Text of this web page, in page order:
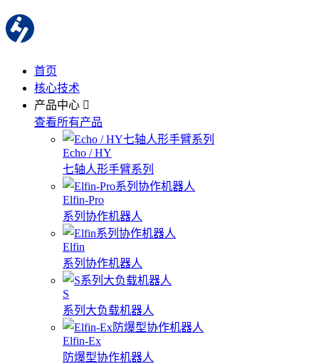
首页
核心技术
产品中心
查看所有产品
Echo / HY
七轴人形手臂系列
Elfin-Pro
系列协作机器人
Elfin
系列协作机器人
S
系列大负载机器人
Elfin-Ex
防爆型协作机器人